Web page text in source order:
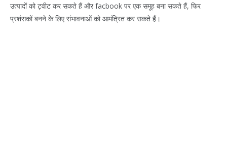
उत्पादों को ट्वीट कर सकते हैं और facbook पर एक समूह बना सकते हैं, फिर
प्रशंसकों बनने के लिए संभावनाओं को आमंत्रित कर सकते हैं।